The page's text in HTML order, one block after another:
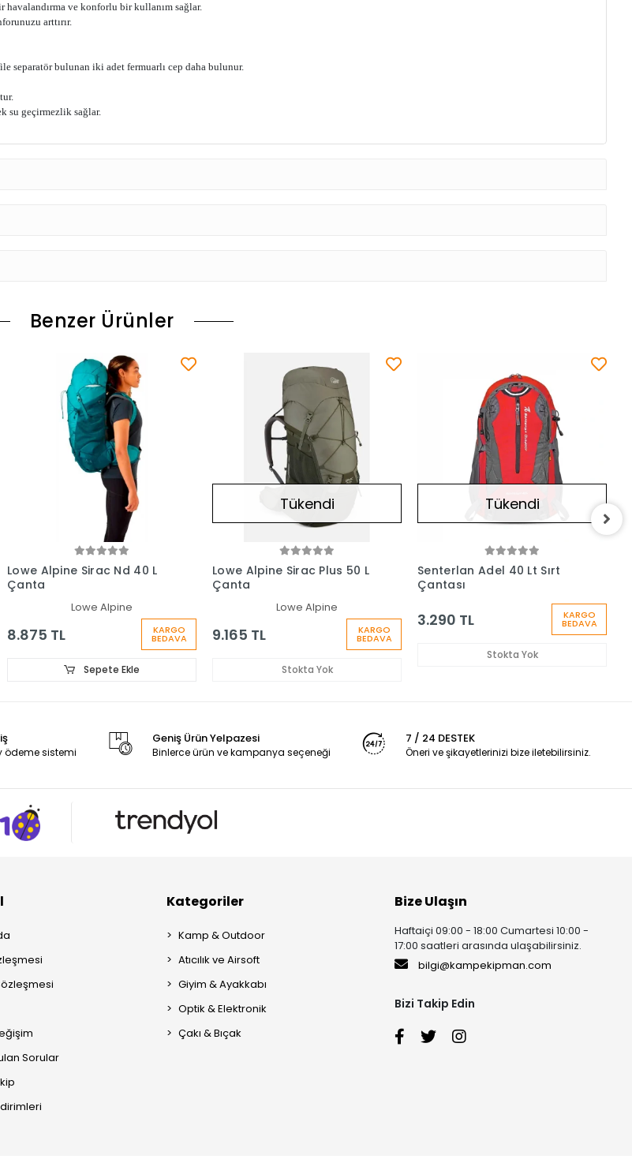
havalandırma ve konforlu bir kullanım sağlar.
arttırır.
separatör bulunan iki adet fermuarlı cep daha bulunur.
su geçirmezlik sağlar.
Benzer Ürünler
Lowe Alpine Sirac Nd 40 L
Çanta
Lowe Alpine
8.875 TL KARGO
BEDAVA
Sepete Ekle
Tükendi
Lowe Alpine Sirac Plus 50 L
Çanta
Lowe Alpine
9.165 TL KARGO
BEDAVA
Stokta Yok
Tükendi
Senterlan Adel 40 Lt Sırt
Çantası
3.290 TL KARGO
BEDAVA
Stokta Yok
ödeme sistemi
Geniş Ürün Yelpazesi
Binlerce ürün ve kampanya seçeneği
7 / 24 DESTEK
Öneri ve şikayetlerinizi bize iletebilirsiniz.
Sorular
Kategoriler
Kamp & Outdoor
Atıcılık ve Airsoft
Giyim & Ayakkabı
Optik & Elektronik
Çakı & Bıçak
Bize Ulaşın
Haftaiçi 09:00 - 18:00 Cumartesi 10:00 -
17:00 saatleri arasında ulaşabilirsiniz.
bilgi@kampekipman.com
Bizi Takip Edin